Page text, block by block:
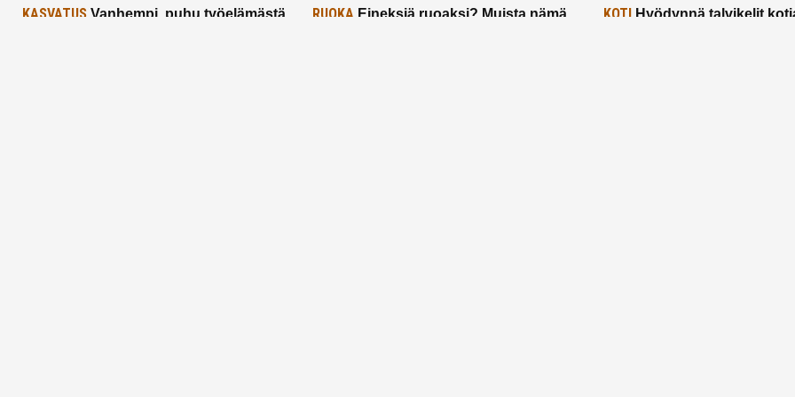
KASVATUS Vanhempi, puhu työelämästä
RUOKA Eineksiä ruoaksi? Muista nämä
KOTIHyödynnä talvikelit